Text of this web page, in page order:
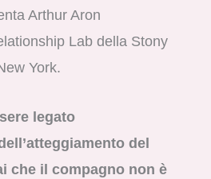
Arthur Aron
Lab della Stony
York.
legato
del
che il compagno non è